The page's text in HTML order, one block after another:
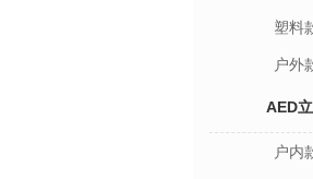
塑料
户外
AED
户内